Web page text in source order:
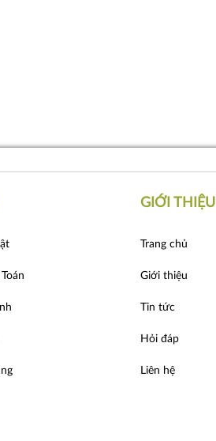
GIỚI THIỆU
Trang chủ
Giới thiệu
Tin tức
Hỏi đáp
Liên hệ